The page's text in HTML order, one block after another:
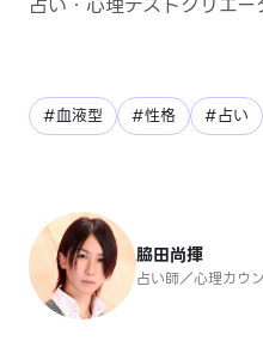
#血液型 #性格 #占い
脇田尚揮
占い師／心理カウ